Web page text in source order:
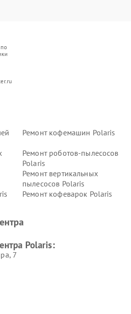
Ремонт кофемашин Polaris
Ремонт роботов-пылесосов
Polaris
Ремонт вертикальных
пылесосов Polaris
Ремонт кофеварок Polaris
Polaris:
7